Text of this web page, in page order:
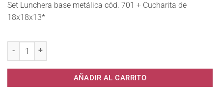
Set Lunchera base metálica cód. 701 + Cucharita de
18x18x13*
AÑADIR AL CARRITO